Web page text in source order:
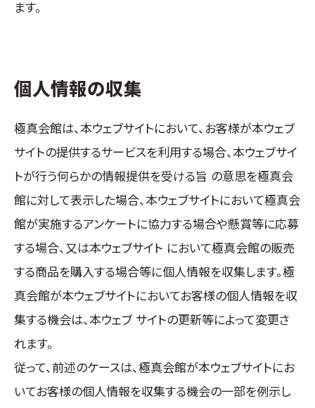
ます。
個人情報の収集
極真会館は、本ウェブサイトにおいて、お客様が本ウェブ
サイトの提供するサービスを利用する場合、本ウェブサイ
トが行う何らかの情報提供を受ける旨 の意思を極真会
館に対して表示した場合、本ウェブサイトにおいて極真会
館が実施するアンケートに協力する場合や懸賞等に応募
する場合、又は本ウェブサイト において極真会館の販売
する商品を購入する場合等に個人情報を収集します。極
真会館が本ウェブサイトにおいてお客様の個人情報を収
集する機会は、本ウェブ サイトの更新等によって変更さ
れます。
従って、前述のケースは、極真会館が本ウェブサイトにお
いてお客様の個人情報を収集する機会の一部を例示し